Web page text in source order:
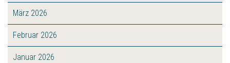
März 2026
Februar 2026
Januar 2026